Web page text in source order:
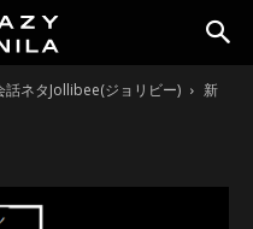
ネタJollibee(ジョリビー)
新